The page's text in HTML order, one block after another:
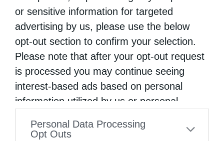
or sensitive information for targeted
advertising by us, please use the below
opt-out section to confirm your selection.
Please note that after your opt-out request
is processed you may continue seeing
interest-based ads based on personal
information utilized by us or personal
to your opt-out. You may separately opt-out
Personal Data Processing
Opt Outs
πολυετούς και πολύτιμης προσφοράς τους
προς την τοπική Εκκλησία. Συγκεκριμένα,
τιμήθηκε ο κ. Σπυρίδων Κομπολίτης, ο
οποίος για περισσότερα από εξήντα έτη
διακονεί με συνέπεια και ευλάβεια το ιερό
αναλόγιο του ναού, καθώς και ο κ. Βασίλειος
γενναιόδωρη προσφορά του από την